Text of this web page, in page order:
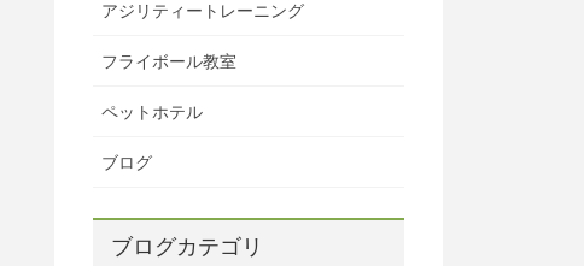
アジリティートレーニング
フライボール教室
ペットホテル
ブログ
ブログカテゴリ